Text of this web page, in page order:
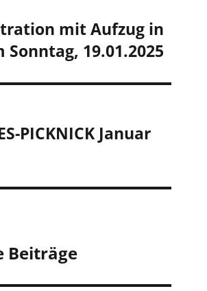
mit Aufzug in
Sonntag, 19.01.2025
PICKNICK Januar
Beiträge